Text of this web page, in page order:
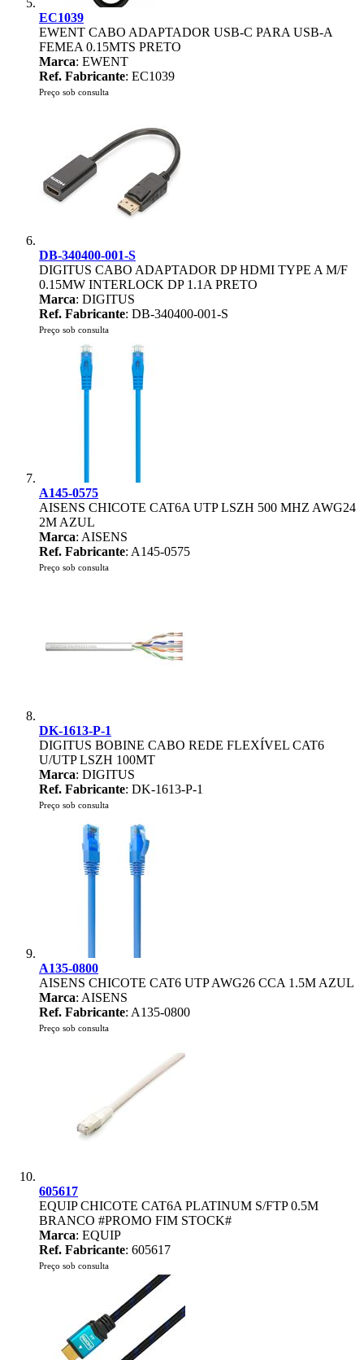
EC1039
EWENT CABO ADAPTADOR USB-C PARA USB-A
FEMEA 0.15MTS PRETO
Marca: EWENT
Ref. Fabricante: EC1039
Preço sob consulta
DB-340400-001-S
DIGITUS CABO ADAPTADOR DP HDMI TYPE A M/F
0.15MW INTERLOCK DP 1.1A PRETO
Marca: DIGITUS
Ref. Fabricante: DB-340400-001-S
Preço sob consulta
A145-0575
AISENS CHICOTE CAT6A UTP LSZH 500 MHZ AWG24
2M AZUL
Marca: AISENS
Ref. Fabricante: A145-0575
Preço sob consulta
DK-1613-P-1
DIGITUS BOBINE CABO REDE FLEXÍVEL CAT6
U/UTP LSZH 100MT
Marca: DIGITUS
Ref. Fabricante: DK-1613-P-1
Preço sob consulta
A135-0800
AISENS CHICOTE CAT6 UTP AWG26 CCA 1.5M AZUL
Marca: AISENS
Ref. Fabricante: A135-0800
Preço sob consulta
605617
EQUIP CHICOTE CAT6A PLATINUM S/FTP 0.5M
BRANCO #PROMO FIM STOCK#
Marca: EQUIP
Ref. Fabricante: 605617
Preço sob consulta